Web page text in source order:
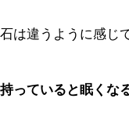
は違うように感じ
っていると眠くな